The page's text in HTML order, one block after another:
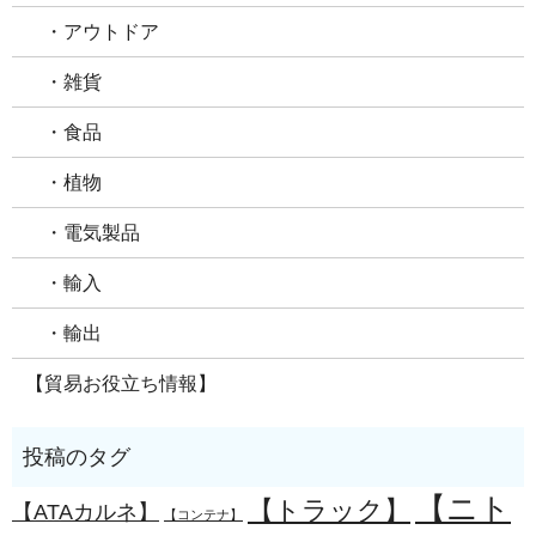
・アウトドア
・雑貨
・食品
・植物
・電気製品
・輸入
・輸出
【貿易お役立ち情報】
【ATAカルネ】 【コンテナ】 【トラック】 【ニト